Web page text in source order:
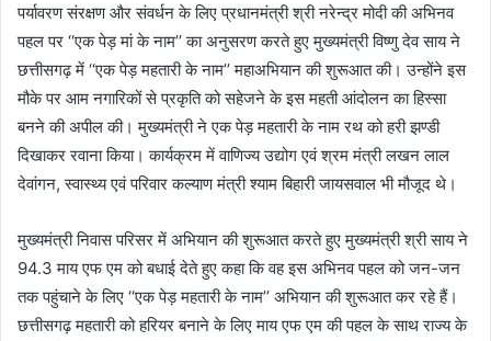
पर्यावरण संरक्षण और संवर्धन के लिए प्रधानमंत्री श्री नरेन्द्र मोदी की अभिनव
पहल पर ‘‘एक पेड़ मां के नाम’’ का अनुसरण करते हुए मुख्यमंत्री विष्णु देव साय ने
छत्तीसगढ़ में ‘‘एक पेड़ महतारी के नाम’’ महाअभियान की शुरूआत की। उन्होंने इस
मौके पर आम नगारिकों से प्रकृति को सहेजने के इस महती आंदोलन का हिस्सा
बनने की अपील की। मुख्यमंत्री ने एक पेड़ महतारी के नाम रथ को हरी झण्डी
दिखाकर रवाना किया। कार्यक्रम में वाणिज्य उद्योग एवं श्रम मंत्री लखन लाल
देवांगन, स्वास्थ्य एवं परिवार कल्याण मंत्री श्याम बिहारी जायसवाल भी मौजूद थे।
मुख्यमंत्री निवास परिसर में अभियान की शुरूआत करते हुए मुख्यमंत्री श्री साय ने
94.3 माय एफ एम को बधाई देते हुए कहा कि वह इस अभिनव पहल को जन-जन
तक पहुंचाने के लिए ‘‘एक पेड़ महतारी के नाम’’ अभियान की शुरूआत कर रहे हैं।
छत्तीसगढ़ महतारी को हरियर बनाने के लिए माय एफ एम की पहल के साथ राज्य के